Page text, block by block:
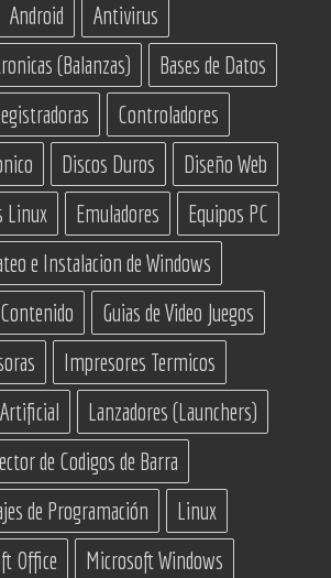
Android
Antivirus
(Balanzas)
Bases de Datos
Controladores
Discos Duros
Diseño Web
Linux
Emuladores
Equipos PC
e Instalacion de Windows
Guias de Video Juegos
Impresores Termicos
Lanzadores (Launchers)
de Codigos de Barra
de Programación
Linux
Office
Microsoft Windows